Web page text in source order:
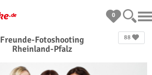
0
88
Freunde-Fotoshooting
Rheinland-Pfalz